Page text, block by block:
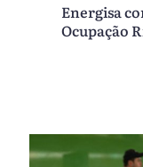
Energisa
Ocupação